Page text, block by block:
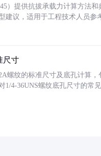
）提供抗拔承载力计算方法
建议，适用于工程技术人员参
尺寸
螺纹的标准尺寸及底孔计算
1/4-36UNS螺纹底孔尺寸的